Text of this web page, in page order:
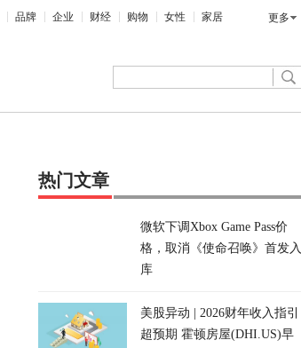
品牌 企业 财经 购物 女性 家居 更多
热门文章
微软下调Xbox Game Pass价
格，取消《使命召唤》首发入
库
美股异动 | 2026财年收入指引
超预期 霍顿房屋(DHI.US)早